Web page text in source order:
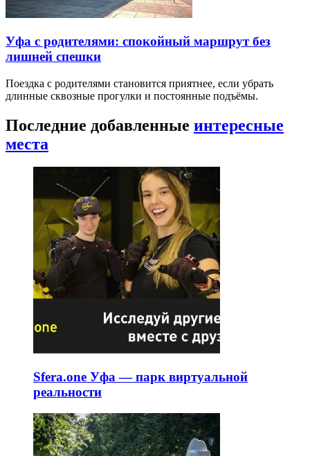
Уфа с родителями: спокойный маршрут без
лишней спешки
Поездка с родителями становится приятнее, если убрать
длинные сквозные прогулки и постоянные подъёмы.
Последние добавленные интересные
места
Sfera.one Уфа — парк виртуальной
реальности